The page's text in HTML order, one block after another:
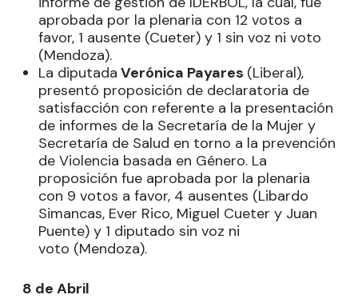
aprobada por la plenaria con 12 votos a
favor, 1 ausente (Cueter) y 1 sin voz ni voto
(Mendoza).
La diputada Verónica Payares (Liberal),
presentó proposición de declaratoria de
satisfacción con referente a la presentación
de informes de la Secretaría de la Mujer y
Secretaría de Salud en torno a la prevención
de Violencia basada en Género. La
proposición fue aprobada por la plenaria
con 9 votos a favor, 4 ausentes (Libardo
Simancas, Ever Rico, Miguel Cueter y Juan
Puente) y 1 diputado sin voz ni
voto (Mendoza).
8 de Abril